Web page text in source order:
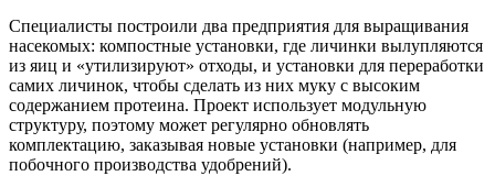
Специалисты построили два предприятия для выращивания
насекомых: компостные установки, где личинки вылупляются
из яиц и «утилизируют» отходы, и установки для переработки
самих личинок, чтобы сделать из них муку с высоким
содержанием протеина. Проект использует модульную
структуру, поэтому может регулярно обновлять
комплектацию, заказывая новые установки (например, для
побочного производства удобрений).